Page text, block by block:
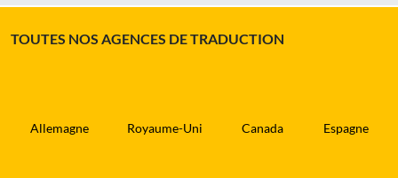
TOUTES NOS AGENCES DE TRADUCTION
Allemagne Royaume-Uni Canada Espagne